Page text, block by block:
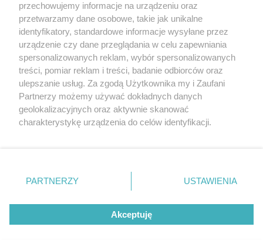
Odwiedź grupę na Facebooku
Gdybym budował drugi raz - mądry Polak
przed budową
Forum Muratora
© 2026
przechowujemy informacje na urządzeniu oraz
przetwarzamy dane osobowe, takie jak unikalne
identyfikatory, standardowe informacje wysyłane przez
urządzenie czy dane przeglądania w celu zapewniania
spersonalizowanych reklam, wybór spersonalizowanych
treści, pomiar reklam i treści, badanie odbiorców oraz
ulepszanie usług. Za zgodą Użytkownika my i Zaufani
Partnerzy możemy używać dokładnych danych
geolokalizacyjnych oraz aktywnie skanować
charakterystykę urządzenia do celów identyfikacji.
zmienić/wycofać klikając przycisk ustawień prywatności
znajdujący się w lewym dolnym rogu strony
rodzaje przetwarzania danych nie wymagają zgody
użytkownika, ale masz prawo sprzeciwić się takiemu
przetwarzaniu. Preferencje będą miały zastosowanie tylko
PARTNERZY USTAWIENIA
Akceptuję